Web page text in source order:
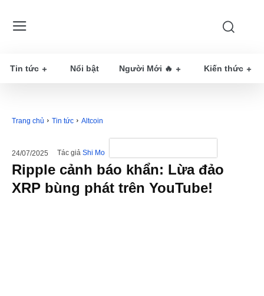
Tin tức Nổi bật Người Mới 🔥 Kiến thức
Trang chủ Tin tức Altcoin
24/07/2025 Tác giả Shi Mo
Ripple cảnh báo khẩn: Lừa đảo
XRP bùng phát trên YouTube!